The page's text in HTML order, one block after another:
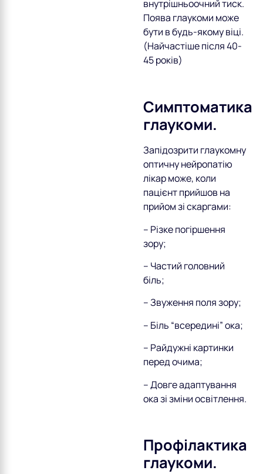
внутрішньоочний тиск.
Поява глаукоми може
бути в будь-якому віці.
(Найчастіше після 40-
45 років)
Симптоматика
глаукоми.
Запідозрити глаукомну
оптичну нейропатію
лікар може, коли
пацієнт прийшов на
прийом зі скаргами:
– Різке погіршення
зору;
– Частий головний
біль;
– Звуження поля зору;
– Біль “всередині” ока;
– Райдужні картинки
перед очима;
– Довге адаптування
ока зі зміни освітлення.
Профілактика
глаукоми.